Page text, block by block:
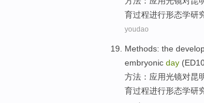
育过程进行形态学研
youdao
Methods: the
embryonic day
方法 ：应用光镜对昆
育过程进行形态学研